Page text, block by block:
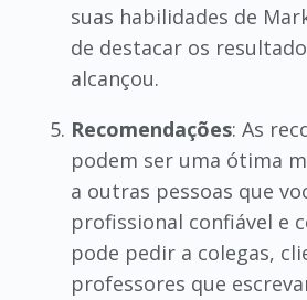
suas habilidades de
de destacar os
alcançou.
Recomendações: As
podem ser uma ótima
a outras pessoas que
profissional confiável e
pode pedir a colegas,
professores que